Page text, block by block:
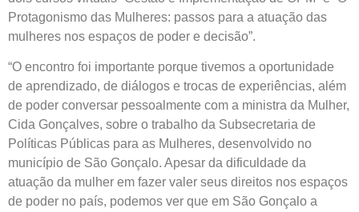
Protagonismo das Mulheres: passos para a atuação das
mulheres nos espaços de poder e decisão”.
“O encontro foi importante porque tivemos a oportunidade
de aprendizado, de diálogos e trocas de experiências, além
de poder conversar pessoalmente com a ministra da Mulher,
Cida Gonçalves, sobre o trabalho da Subsecretaria de
Políticas Públicas para as Mulheres, desenvolvido no
município de São Gonçalo. Apesar da dificuldade da
atuação da mulher em fazer valer seus direitos nos espaços
de poder no país, podemos ver que em São Gonçalo a